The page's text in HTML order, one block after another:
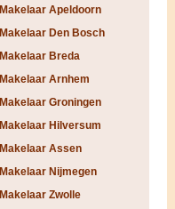
Makelaar Apeldoorn
Makelaar Den Bosch
Makelaar Breda
Makelaar Arnhem
Makelaar Groningen
Makelaar Hilversum
Makelaar Assen
Makelaar Nijmegen
Makelaar Zwolle